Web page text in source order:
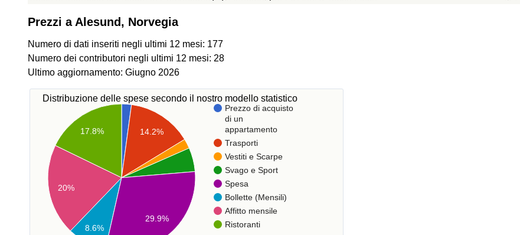
Prezzi a Alesund, Norvegia
Numero di dati inseriti negli ultimi 12 mesi: 177
Numero dei contributori negli ultimi 12 mesi: 28
Ultimo aggiornamento: Giugno 2026
Distribuzione delle spese secondo il nostro modello statistico
Prezzo di acquisto
di un
appartamento
Trasporti
Vestiti e Scarpe
Svago e Sport
Spesa
Bollette (Mensili)
Affitto mensile
Ristoranti
14.2%
17.8%
20%
8.6%
29.9%